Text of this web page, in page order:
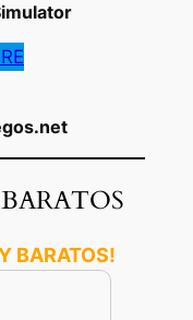
BARATOS!